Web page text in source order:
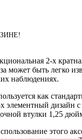
2-х
может быть легко
наблюдениях.
как
элементный дизайн
втулки 1,25
этого